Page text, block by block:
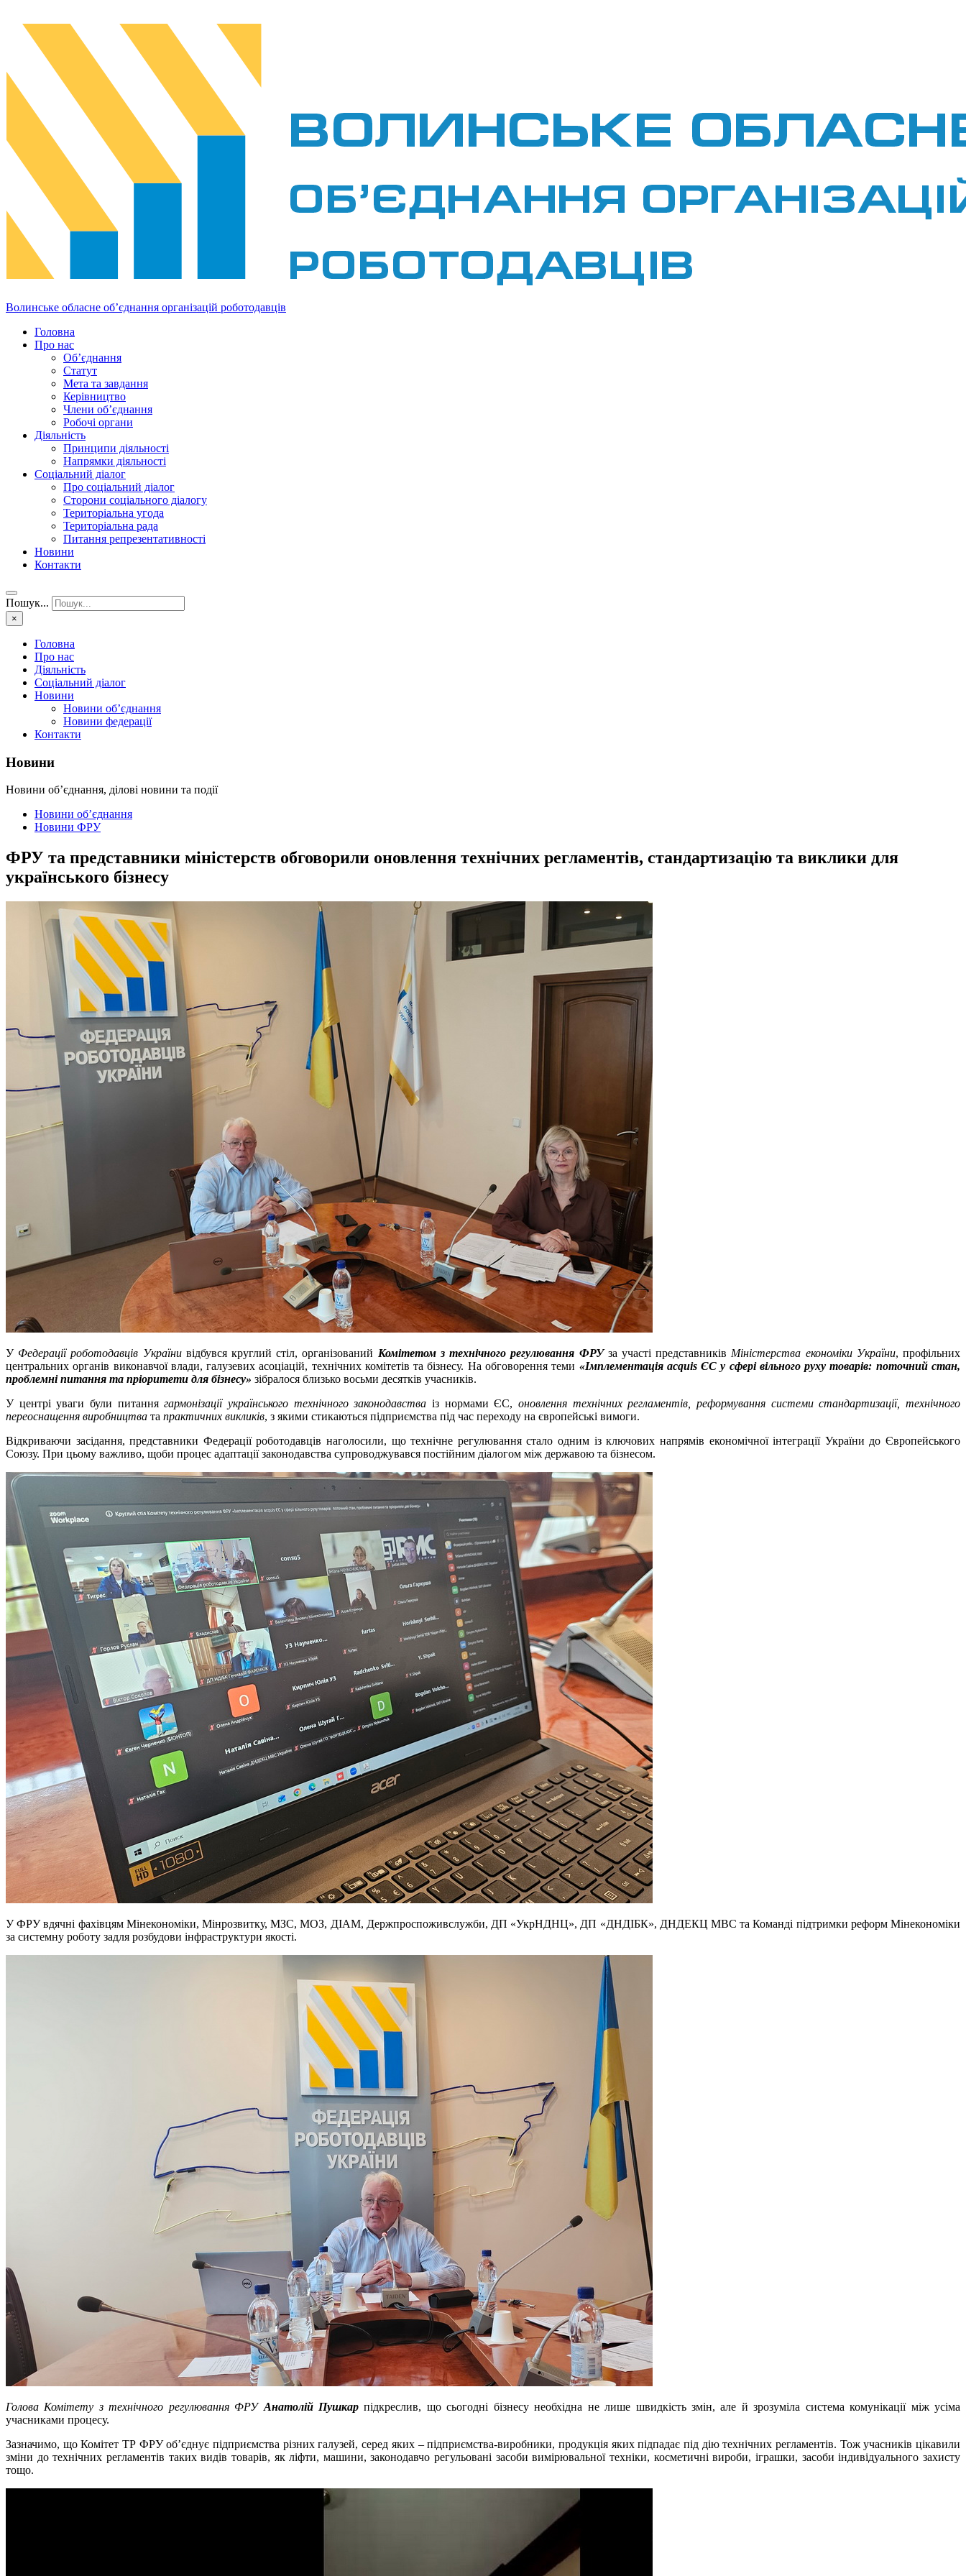
Волинське обласне об’єднання організацій роботодавців
Головна
Про нас
Об’єднання
Статут
Мета та завдання
Керівництво
Члени об’єднання
Робочі органи
Діяльність
Принципи діяльності
Напрямки діяльності
Соціальний діалог
Про соціальний діалог
Сторони соціального діалогу
Територіальна угода
Територіальна рада
Питання репрезентативності
Новини
Контакти
Пошук...
×
Головна
Про нас
Діяльність
Соціальний діалог
Новини
Новини об’єднання
Новини федерації
Контакти
Новини
Новини об’єднання, ділові новини та події
Новини об’єднання
Новини ФРУ
ФРУ та представники міністерств обговорили оновлення технічних регламентів, стандартизацію та виклики для
українського бізнесу
У Федерації роботодавців Українивідбувся круглий стіл, організований Комітетом з технічного регулювання ФРУза участі представників Міністерства економіки України, профільних
центральних органів виконавчої влади, галузевих асоціацій, технічних комітетів та бізнесу. На обговорення теми «Імплементація acquis ЄС у сфері вільного руху товарів: поточний стан,
проблемні питання та пріоритети для бізнесу» зібралося близько восьми десятків учасників.
У центрі уваги були питаннягармонізації українського технічного законодавства із нормами ЄС,оновлення технічних регламентів, реформування системи стандартизації, технічного
переоснащення виробництва та практичних викликів, з якими стикаються підприємства під час переходу на європейські вимоги.
Відкриваючи засідання, представники Федерації роботодавців наголосили, що технічне регулювання стало одним із ключових напрямів економічної інтеграції України до Європейського
Союзу. При цьому важливо, щоби процес адаптації законодавства супроводжувався постійним діалогом між державою та бізнесом.
У ФРУ вдячні фахівцям Мінекономіки, Мінрозвитку, МЗС, МОЗ, ДІАМ, Держпроспоживслужби, ДП «УкрНДНЦ», ДП «ДНДІБК», ДНДЕКЦ МВС та Команді підтримки реформ Мінекономіки
за системну роботу задля розбудови інфраструктури якості.
Голова Комітету з технічного регулювання ФРУ Анатолій Пушкар підкреслив, що сьогодні бізнесу необхідна не лише швидкість змін, але й зрозуміла система комунікації між усіма
учасниками процесу.
Зазначимо, що Комітет ТР ФРУ об’єднує підприємства різних галузей, серед яких – підприємства-виробники, продукція яких підпадає під дію технічних регламентів. Тож учасників цікавили
зміни до технічних регламентів таких видів товарів, як ліфти, машини, законодавчо регульовані засоби вимірювальної техніки, косметичні вироби, іграшки, засоби індивідуального захисту
тощо.